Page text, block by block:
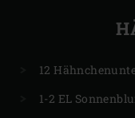
12
1-2 EL